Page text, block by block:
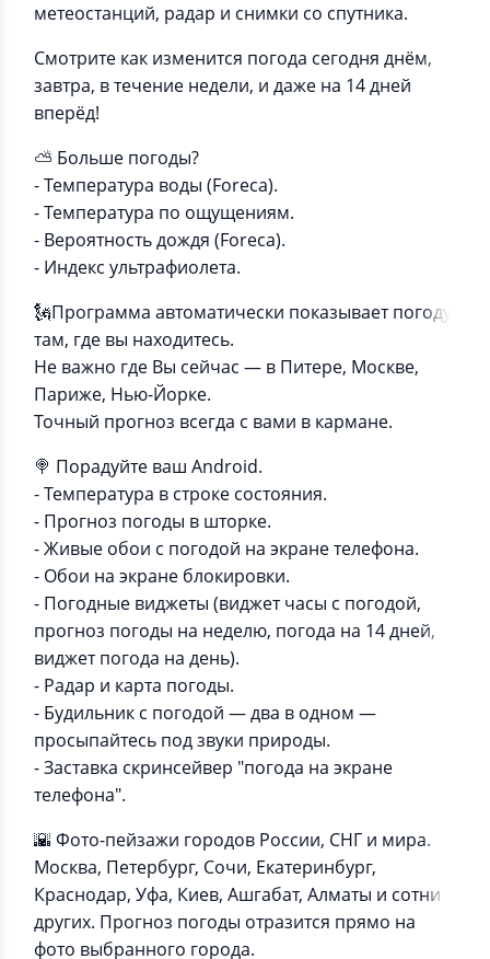
метеостанций, радар и снимки со спутника.
Смотрите как изменится погода сегодня днём,
завтра, в течение недели, и даже на 14 дней
вперёд!
⛅ Больше погоды?
- Температура воды (Foreca).
- Температура по ощущениям.
- Вероятность дождя (Foreca).
- Индекс ультрафиолета.
🗽Программа автоматически показывает погоду
там, где вы находитесь.
Не важно где Вы сейчас — в Питере, Москве,
Париже, Нью-Йорке.
Точный прогноз всегда с вами в кармане.
🍭 Порадуйте ваш Android.
- Температура в строке состояния.
- Прогноз погоды в шторке.
- Живые обои с погодой на экране телефона.
- Обои на экране блокировки.
- Погодные виджеты (виджет часы с погодой,
прогноз погоды на неделю, погода на 14 дней,
виджет погода на день).
- Радар и карта погоды.
- Будильник с погодой — два в одном —
просыпайтесь под звуки природы.
- Заставка скринсейвер "погода на экране
телефона".
🌇 Фото-пейзажи городов России, СНГ и мира.
Москва, Петербург, Сочи, Екатеринбург,
Краснодар, Уфа, Киев, Ашгабат, Алматы и сотни
других. Прогноз погоды отразится прямо на
фото выбранного города.